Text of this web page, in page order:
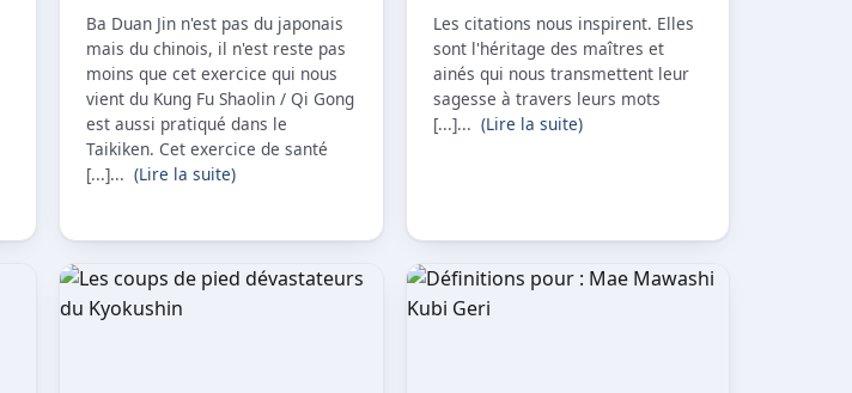
Ba Duan Jin n'est pas du japonais
mais du chinois, il n'est reste pas
moins que cet exercice qui nous
vient du Kung Fu Shaolin / Qi Gong
est aussi pratiqué dans le
Taikiken. Cet exercice de santé
[...]... (Lire la suite)
Les citations nous inspirent. Elles
sont l'héritage des maîtres et
ainés qui nous transmettent leur
sagesse à travers leurs mots
[...]... (Lire la suite)